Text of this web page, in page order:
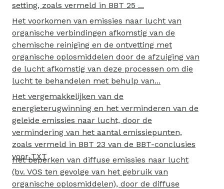
setting, zoals vermeld in BBT 25 ...
Het voorkomen van emissies naar lucht van
organische verbindingen afkomstig van de
chemische reiniging en de ontvetting met
organische oplosmiddelen door de afzuiging van
de lucht afkomstig van deze processen om die
lucht te behandelen met behulp van...
Het vergemakkelijken van de
energieterugwinning en het verminderen van de
geleide emissies naar lucht, door de
vermindering van het aantal emissiepunten,
zoals vermeld in BBT 23 van de BBT-conclusies
voor TXT
Het beperken van diffuse emissies naar lucht
(bv. VOS ten gevolge van het gebruik van
organische oplosmiddelen), door de diffuse